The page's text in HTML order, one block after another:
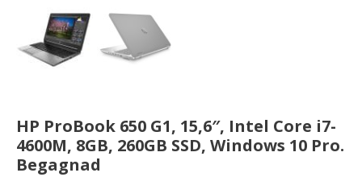
HP ProBook 650 G1, 15,6″, Intel Core i7-
4600M, 8GB, 260GB SSD, Windows 10 Pro.
Begagnad